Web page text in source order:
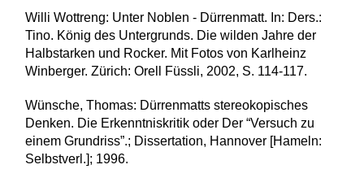
Willi Wottreng: Unter Noblen - Dürrenmatt. In: Ders.:
Tino. König des Untergrunds. Die wilden Jahre der
Halbstarken und Rocker. Mit Fotos von Karlheinz
Winberger. Zürich: Orell Füssli, 2002, S. 114-117.
Wünsche, Thomas: Dürrenmatts stereokopisches
Denken. Die Erkenntniskritik oder Der “Versuch zu
einem Grundriss”.; Dissertation, Hannover [Hameln:
Selbstverl.]; 1996.